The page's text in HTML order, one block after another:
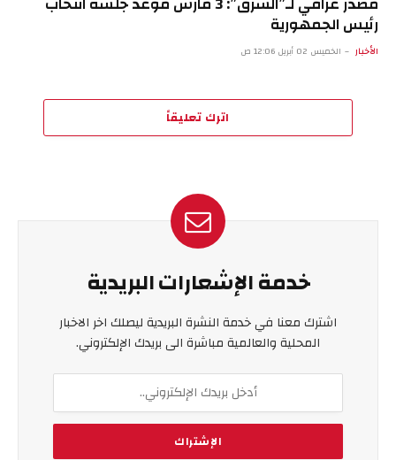
رئيس الجمهورية
الأخبار الخميس 02 أبريل 12:06 ص
اترك تعليقاً
خدمة الإشعارات البريدية
اشترك معنا في خدمة النشرة البريدية ليصلك اخر الاخبار
المحلية والعالمية مباشرة الى بريدك الإلكتروني.